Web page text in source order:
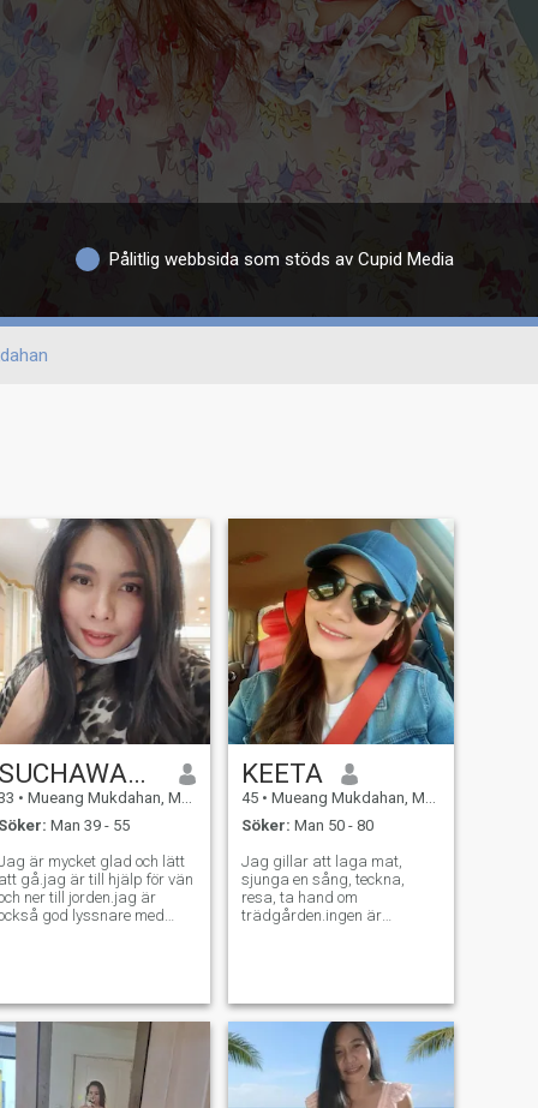
Pålitlig webbsida som stöds av Cupid Media
SUCHAWADEE
• Mueang Mukdahan, Mukdahan, Thailand
Söker: Man 39 - 55
är mycket glad och lätt
att gå.jag är till hjälp för vän
ner till jorden.jag är
god lyssnare med
vem är dagens viktiga,
älskar min familj så
Jag satte upp målet
och jag borde nog ändå bli
för att uppnå det
dag, jag ger inte upp
KEETA
45 • Mueang Mukdahan, Mukdahan, Thailand
Söker: Man 50 - 80
Jag gillar att laga mat,
sjunga en sång, teckna,
resa, ta hand om
trädgården.ingen är
perfekt i andras sinnen, men
för mig är det perfekt.